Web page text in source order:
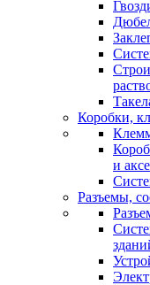
Коробки,
и
Разъемы,